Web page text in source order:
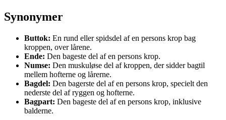
Synonymer
Buttok: En rund eller spidsdel af en persons krop bag
kroppen, over lårene.
Ende: Den bageste del af en persons krop.
Numse: Den muskuløse del af kroppen, der sidder bagtil
mellem hofterne og lårerne.
Bagdel: Den bagerste del af en persons krop, specielt den
nederste del af ryggen og hofterne.
Bagpart: Den bageste del af en persons krop, inklusive
balderne.